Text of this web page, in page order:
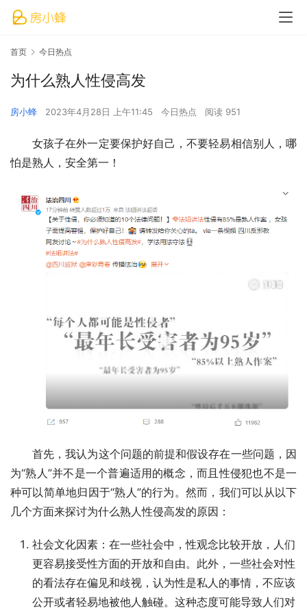
首页 今日热点
为什么熟人性侵高发
房小蜂 2023年4月28日 上午11:45 今日热点 阅读 951
女孩子在外一定要保护好自己，不要轻易相信别人，哪
怕是熟人，安全第一！
首先，我认为这个问题的前提和假设存在一些问题，因
为“熟人”并不是一个普遍适用的概念，而且性侵犯也不是一
种可以简单地归因于“熟人”的行为。然而，我们可以从以下
几个方面来探讨为什么熟人性侵高发的原因：
社会文化因素：在一些社会中，性观念比较开放，人们
更容易接受性方面的开放和自由。此外，一些社会对性
的看法存在偏见和歧视，认为性是私人的事情，不应该
公开或者轻易地被他人触碰。这种态度可能导致人们对